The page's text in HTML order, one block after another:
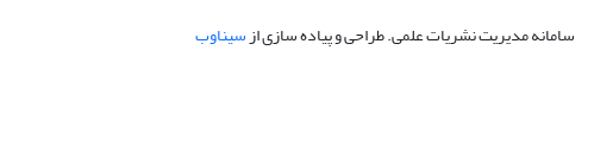
سامانه مدیریت نشریات علمی.طراحی و پیاده سازی ازسیناوب